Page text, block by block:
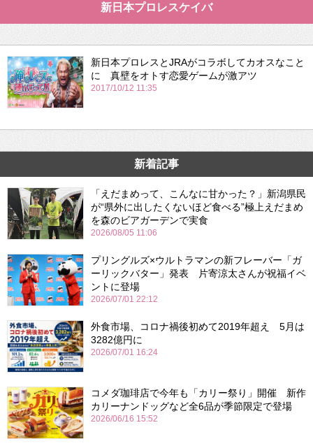
新日本プロレスケイバ
新日本プロレスとJRAがコラボしてカオスなこと
に 真壁をオトす恋愛ゲームが激アツ
2017/10/12 11:35
新着記事
「えだまめって、こんなに甘かった？」新潟県民
が“県外に出したくないほど食べる”極上えだまめ
を森のビアガーデンで実食
2026/08/05 11:06
プリングルズ×ウルトラマンの新フレーバー「ガ
ーリックバター」発表 片寄涼太さんが祝福イベ
ントに登場
2026/07/01 22:12
外食市場、コロナ禍後初めて2019年超え 5月は
3282億円に
2026/07/01 16:24
コメダ珈琲店で今年も「カリー祭り」開催 新作
カリーナンドッグなど全6品が季節限定で登場
2026/06/16 15:52